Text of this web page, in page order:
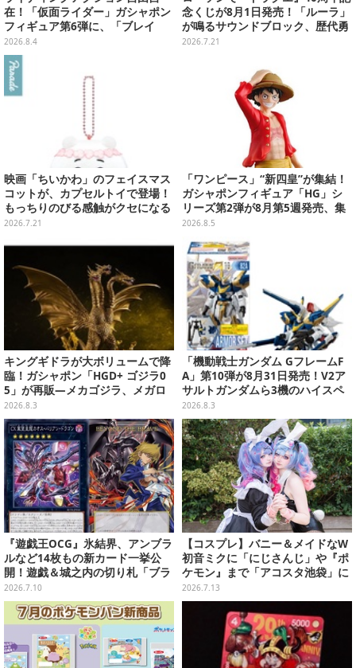
在！「仮面ライダー」ガシャポン
フィギュア第6弾に、「ブレイ
ド」「フォーゼ」など全4種
2026.8.4
念くじが8月1日発売！「ルーラ」
が鳴るサウンドブロック、歴代勇
者＆スライムのフィギュアなど、
2026.7.21
映画「ちいかわ」のフェイスマス
コットが、カプセルトイで登場！
もっちりのびる感触がクセになる
ハチワレ、セイレーンなど全5種
2026.7.21
「ワンピース」“新四皇”が集結！
ガシャポンフィギュア「HG」シ
リーズ第2弾が8月第5週発売、集
めて並べたくなるクオリティ
2026.8.5
キングギドラが大ボリュームで降
臨！ガシャポン「HGD+ ゴジラ0
5」が再販―メカゴジラ、メガロ
なども揃った全4種
2026.8.3
「機動戦士ガンダム GフレームF
A」第10弾が8月31日発売！V2ア
サルトガンダムら3機のハイスペ
ック可動フィギュア
2026.8.3
『遊戯王OCG』氷結界、アンブラ
ルなど14枚もの新カード一挙公
開！遊戯＆城之内の切り札「ブラ
ック・デーモンズ・ドラゴン」も
新たな装いで登場
2026.7.10
【コスプレ】バニー＆メイドなW
初音ミクに「にじさんじ」や『ポ
ケモン』まで「アコスタ池袋」に
集った美麗レイヤー13選【写真60
枚】
2026.7.13